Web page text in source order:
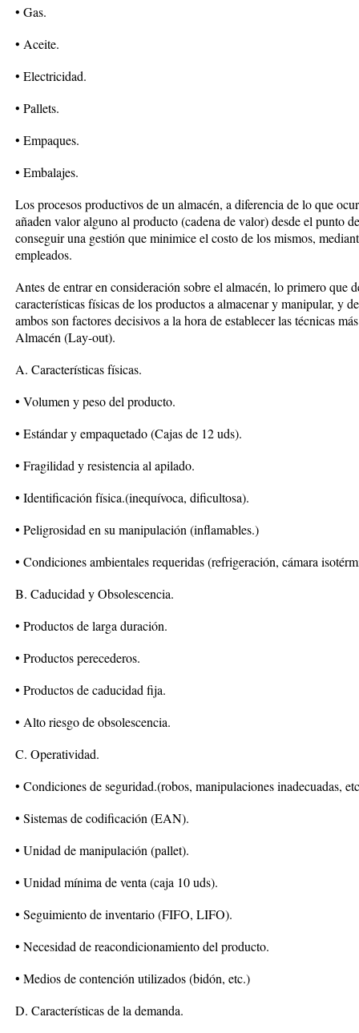
• Gas.
• Aceite.
• Electricidad.
• Pallets.
• Empaques.
• Embalajes.
Los procesos productivos de un almacén, a diferencia de lo que
añaden valor alguno al producto (cadena de valor) desde el punto
conseguir una gestión que minimice el costo de los mismos,
empleados.
Antes de entrar en consideración sobre el almacén, lo primero que
características físicas de los productos a almacenar y manipular, y
ambos son factores decisivos a la hora de establecer las técnicas
Almacén (Lay-out).
A. Características físicas.
• Volumen y peso del producto.
• Estándar y empaquetado (Cajas de 12 uds).
• Fragilidad y resistencia al apilado.
• Identificación física.(inequívoca, dificultosa).
• Peligrosidad en su manipulación (inflamables.)
• Condiciones ambientales requeridas (refrigeración, cámara
B. Caducidad y Obsolescencia.
• Productos de larga duración.
• Productos perecederos.
• Productos de caducidad fija.
• Alto riesgo de obsolescencia.
C. Operatividad.
• Condiciones de seguridad.(robos, manipulaciones inadecuadas,
• Sistemas de codificación (EAN).
• Unidad de manipulación (pallet).
• Unidad mínima de venta (caja 10 uds).
• Seguimiento de inventario (FIFO, LIFO).
• Necesidad de reacondicionamiento del producto.
• Medios de contención utilizados (bidón, etc.)
D. Características de la demanda.